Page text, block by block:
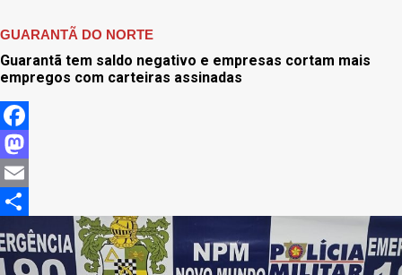
GUARANTÃ DO NORTE
Guarantã tem saldo negativo e empresas cortam mais
empregos com carteiras assinadas
Facebook
Mastodon
Email
Share